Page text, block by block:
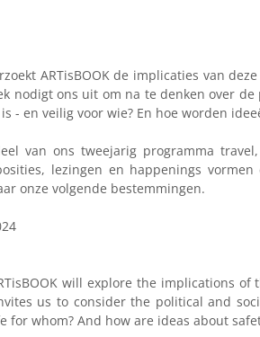
ARTisBOOK de implicaties van
nodigt ons uit om na te denken over
- en veilig voor wie? En hoe worden
van ons tweejarig programma
lezingen en happenings
onze volgende bestemmingen.
will explore the implications
us to consider the political and
for whom? And how are ideas about